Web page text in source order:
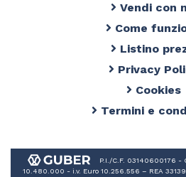
Vendi con
Come
Listino
Privacy
Cookies
Termini e
P.I./C.F. 03140600176 -
10.480.000 - i.v. Euro 10.256.556 – REA